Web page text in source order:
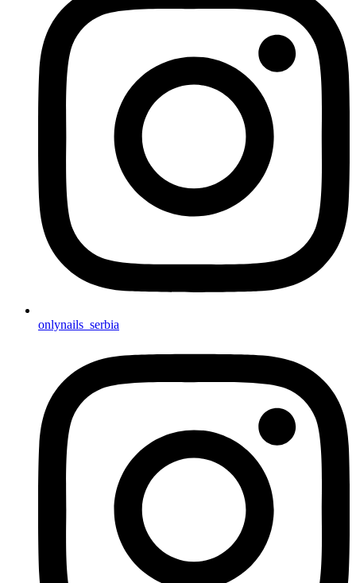
onlynails_serbia